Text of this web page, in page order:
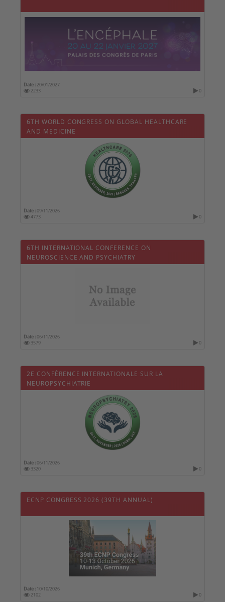
Date : 20/01/2027
2233
0
6TH WORLD CONGRESS ON GLOBAL HEALTHCARE
AND MEDICINE
Date :09/11/2026
4773
0
6TH INTERNATIONAL CONFERENCE ON
NEUROSCIENCE AND PSYCHIATRY
Date :06/11/2026
3579
0
2E CONFÉRENCE INTERNATIONALE SUR LA
NEUROPSYCHIATRIE
Date :06/11/2026
3320
0
ECNP CONGRESS 2026 (39TH ANNUAL)
Date : 10/10/2026
2102
0